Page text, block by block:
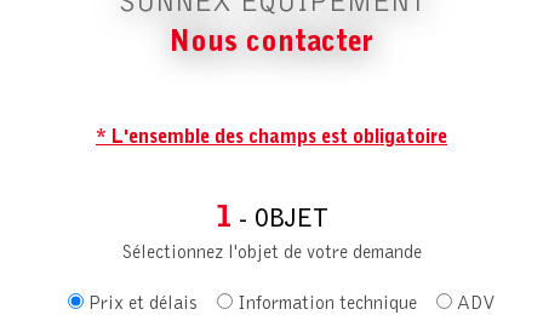
Nous contacter
* L'ensemble des champs est obligatoire
1 - OBJET
Sélectionnez l'objet de votre demande
Prix et délais Information technique
ADV